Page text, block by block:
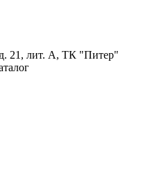
д. 21, лит. А, ТК "Питер"